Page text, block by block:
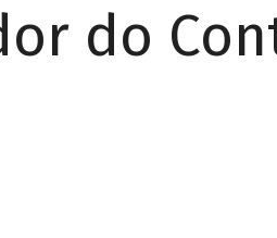
do